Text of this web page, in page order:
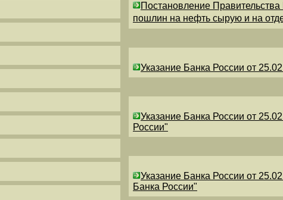
Постановление
пошлин на нефть сырую и на
Указание Банка России от
Указание Банка России от
России"
Указание Банка России от
Банка России"